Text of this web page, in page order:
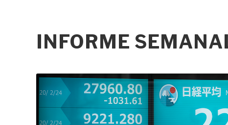
INFORME